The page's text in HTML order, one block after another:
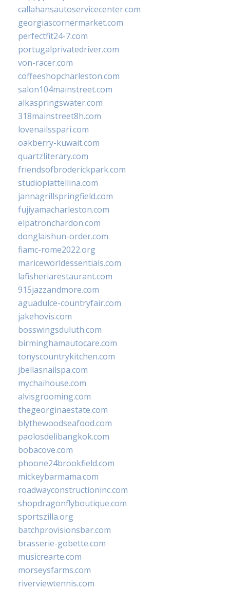
callahansautoservicecenter.com
georgiascornermarket.com
perfectfit24-7.com
portugalprivatedriver.com
von-racer.com
coffeeshopcharleston.com
salon104mainstreet.com
alkaspringswater.com
318mainstreet8h.com
lovenailsspari.com
oakberry-kuwait.com
quartzliterary.com
friendsofbroderickpark.com
studiopiattellina.com
jannagrillspringfield.com
fujiyamacharleston.com
elpatronchardon.com
donglaishun-order.com
fiamc-rome2022.org
mariceworldessentials.com
lafisheriarestaurant.com
915jazzandmore.com
aguadulce-countryfair.com
jakehovis.com
bosswingsduluth.com
birminghamautocare.com
tonyscountrykitchen.com
jbellasnailspa.com
mychaihouse.com
alvisgrooming.com
thegeorginaestate.com
blythewoodseafood.com
paolosdelibangkok.com
bobacove.com
phoone24brookfield.com
mickeybarmama.com
roadwayconstructioninc.com
shopdragonflyboutique.com
sportszilla.org
batchprovisionsbar.com
brasserie-gobette.com
musicrearte.com
morseysfarms.com
riverviewtennis.com